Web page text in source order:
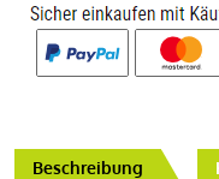
Beschreibung